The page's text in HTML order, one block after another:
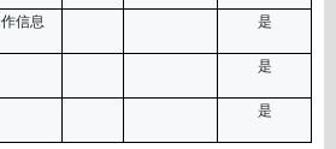
信息 是
是
是